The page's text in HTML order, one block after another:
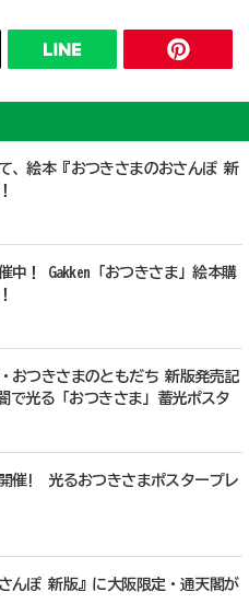
、絵本『おつきさまのおさんぽ 新
中！ Gakken「おつきさま」絵本購
おつきさまのともだち 新版発売記
光る「おつきさま」蓄光ポスタ
催! 光るおつきさまポスタープレ
んぽ 新版』に大阪限定・通天閣が